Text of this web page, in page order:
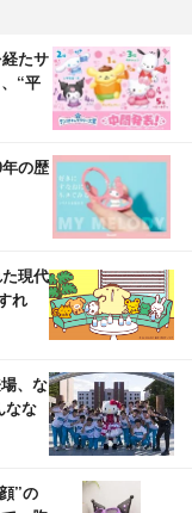
たサ
“平
の歴
現代
れ
、な
なな
”の